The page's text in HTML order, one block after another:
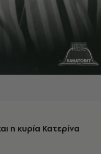
η κυρία Κατερίνα